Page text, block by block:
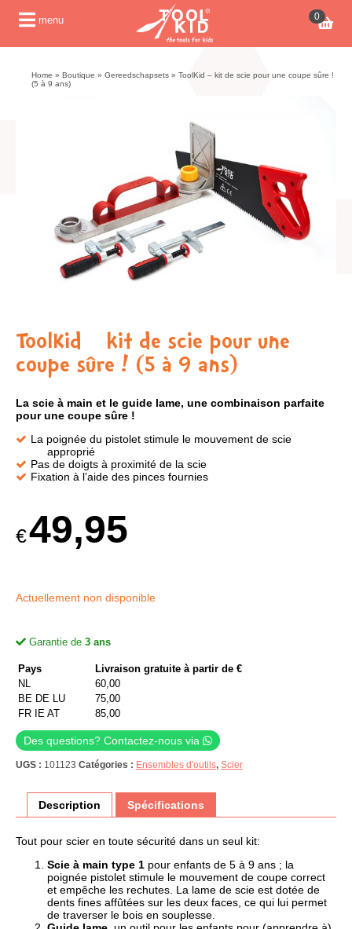
menu 0
Home » Boutique » Gereedschapsets » ToolKid – kit de scie pour une coupe sûre !
(5 à 9 ans)
ToolKid – kit de scie pour une
coupe sûre ! (5 à 9 ans)
La scie à main et le guide lame, une combinaison parfaite
pour une coupe sûre !
La poignée du pistolet stimule le mouvement de scie
approprié
Pas de doigts à proximité de la scie
Fixation à l’aide des pinces fournies
€49,95
Actuellement non disponible
Garantie de 3 ans
Pays
Livraison gratuite à partir de €
NL
60,00
BE DE LU
75,00
FR IE AT
85,00
Des questions? Contactez-nous via
UGS : 101123 Catégories : Ensembles d'outils, Scier
Description Spécifications
Tout pour scier en toute sécurité dans un seul kit:
Scie à main type 1 pour enfants de 5 à 9 ans ; la
poignée pistolet stimule le mouvement de coupe correct
et empêche les rechutes. La lame de scie est dotée de
dents fines affûtées sur les deux faces, ce qui lui permet
de traverser le bois en souplesse.